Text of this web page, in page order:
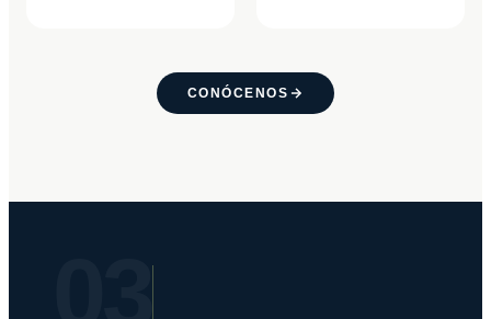
CONÓCENOS